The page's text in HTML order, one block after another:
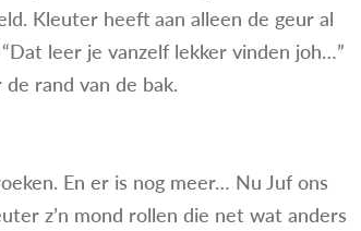
Kleuter heeft aan alleen de geur al
leer je vanzelf lekker vinden joh…”
rand van de bak.
En er is nog meer… Nu Juf ons
z’n mond rollen die net wat anders